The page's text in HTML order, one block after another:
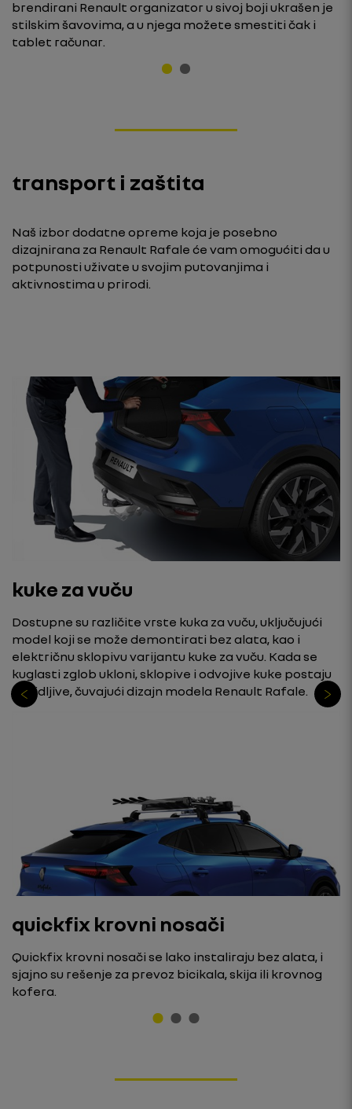
brendirani Renault organizator u sivoj boji ukrašen je
stilskim šavovima, a u njega možete smestiti čak i
tablet računar.
transport i zaštita
Naš izbor dodatne opreme koja je posebno
dizajnirana za Renault Rafale će vam omogućiti da u
potpunosti uživate u svojim putovanjima i
aktivnostima u prirodi.
kuke za vuču
Dostupne su različite vrste kuka za vuču, uključujući
model koji se može demontirati bez alata, kao i
električnu sklopivu varijantu kuke za vuču. Kada se
kuglasti zglob ukloni, sklopive i odvojive kuke postaju
nevidljive, čuvajući dizajn modela Renault Rafale.
quickfix krovni nosači
Quickfix krovni nosači se lako instaliraju bez alata, i
sjajno su rešenje za prevoz bicikala, skija ili krovnog
kofera.